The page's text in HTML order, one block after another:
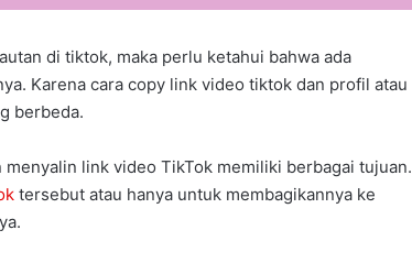
di tiktok, maka perlu ketahui bahwa ada
Karena cara copy link video tiktok dan profil atau
berbeda.
link video TikTok memiliki berbagai tujuan.
tersebut atau hanya untuk membagikannya ke